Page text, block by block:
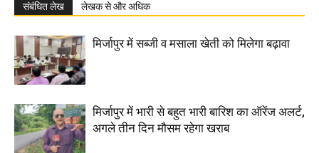
संबंधित लेख लेखक से और अधिक
मिर्जापुर में सब्जी व मसाला खेती को मिलेगा बढ़ावा
मिर्जापुर में भारी से बहुत भारी बारिश का ऑरेंज अलर्ट,
अगले तीन दिन मौसम रहेगा खराब